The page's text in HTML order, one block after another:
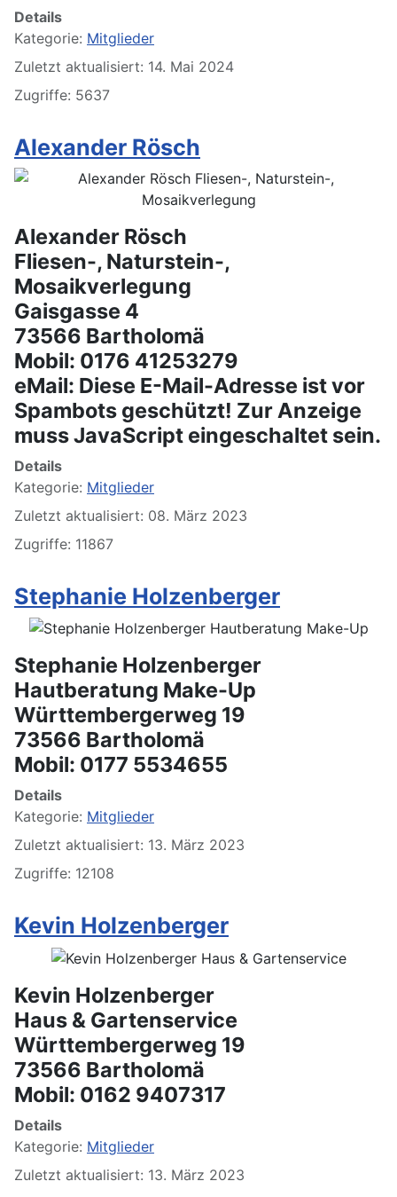
Details
Kategorie: Mitglieder
Zuletzt aktualisiert: 14. Mai 2024
Zugriffe: 5637
Alexander Rösch
Alexander Rösch
Fliesen-, Naturstein-,
Mosaikverlegung
Gaisgasse 4
73566 Bartholomä
Mobil: 0176 41253279
eMail: Diese E-Mail-Adresse ist vor
Spambots geschützt! Zur Anzeige
muss JavaScript eingeschaltet sein.
Details
Kategorie: Mitglieder
Zuletzt aktualisiert: 08. März 2023
Zugriffe: 11867
Stephanie Holzenberger
Stephanie Holzenberger
Hautberatung Make-Up
Württembergerweg 19
73566 Bartholomä
Mobil: 0177 5534655
Details
Kategorie: Mitglieder
Zuletzt aktualisiert: 13. März 2023
Zugriffe: 12108
Kevin Holzenberger
Kevin Holzenberger
Haus & Gartenservice
Württembergerweg 19
73566 Bartholomä
Mobil: 0162 9407317
Details
Kategorie: Mitglieder
Zuletzt aktualisiert: 13. März 2023